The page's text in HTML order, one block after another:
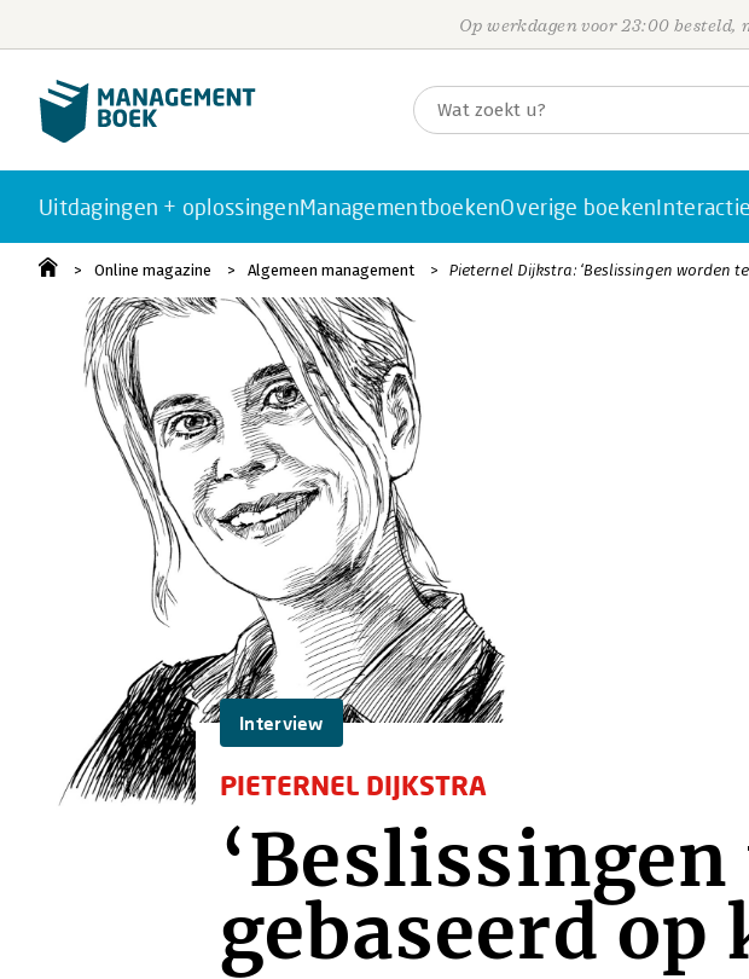
Op werkdagen voor 23:00 besteld,
Uitdagingen + oplossingenManagementboekenOverige boeken
Online magazine Algemeen management Pieternel Dijkstra: ‘Beslissingen worden
Interview
PIETERNEL DIJKSTRA
gebaseerd op